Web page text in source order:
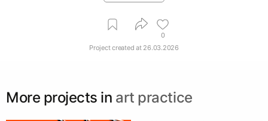
0
Project created at 26.03.2026
More projects in art practice